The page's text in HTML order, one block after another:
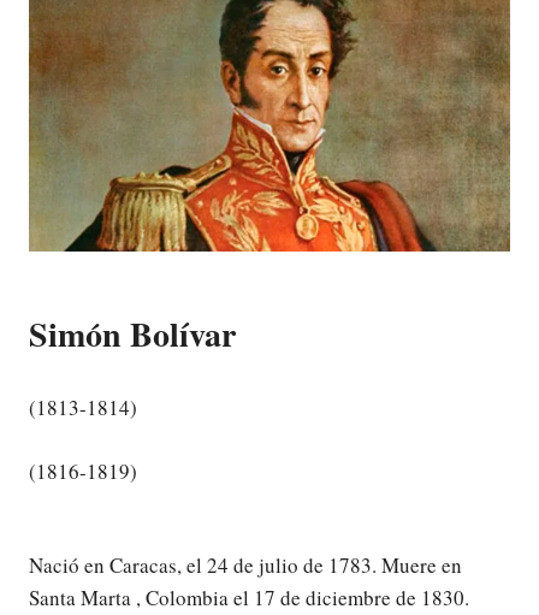
Simón Bolívar
(1813-1814)
(1816-1819)
Nació en Caracas, el 24 de julio de 1783. Muere en
Santa Marta , Colombia el 17 de diciembre de 1830.